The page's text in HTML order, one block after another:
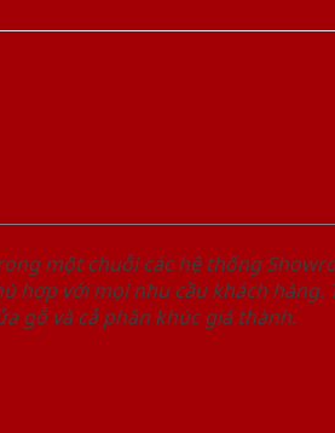
một chuỗi các hệ thống
với mọi nhu cầu khách hàng.
gỗ và cả phân khúc giá thành.